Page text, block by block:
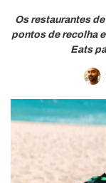
Os restaurantes
pontos de recolha
Eats